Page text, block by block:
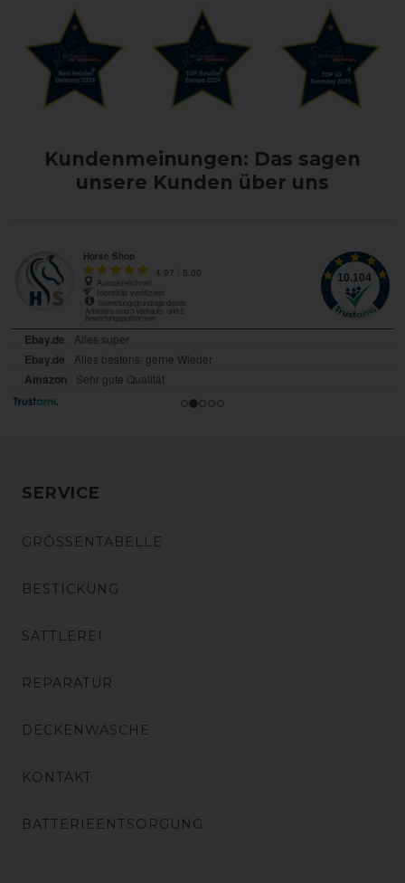
Kundenmeinungen: Das sagen
unsere Kunden über uns
SERVICE
GRÖSSENTABELLE
BESTICKUNG
SATTLEREI
REPARATUR
DECKENWÄSCHE
KONTAKT
BATTERIEENTSORGUNG